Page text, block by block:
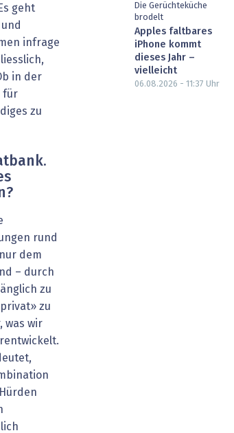
geht
infrage
in der
für
zu
rund
dem
– durch
zu
zu
was wir
Die Gerüchteküche
brodelt
Apples faltbares
iPhone kommt
dieses Jahr –
vielleicht
06.08.2026 - 11:37 Uhr